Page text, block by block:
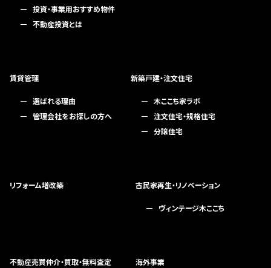
投資・事業用おすすめ物件
不動産投資とは
賃貸管理
選ばれる理由
管理会社をお探しの方へ
新築戸建・注文住宅
木ここち家ラボ
注文住宅・規格住宅
分譲住宅
リフォーム増改築 古民家再生・リノベーション
ヴィンテージ木ここち
不動産売買仲介・買取・無料査定 海外事業